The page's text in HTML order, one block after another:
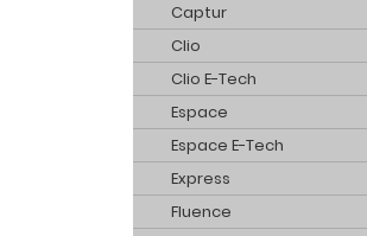
Captur
Clio
Clio E-Tech
Espace
Espace E-Tech
Express
Fluence